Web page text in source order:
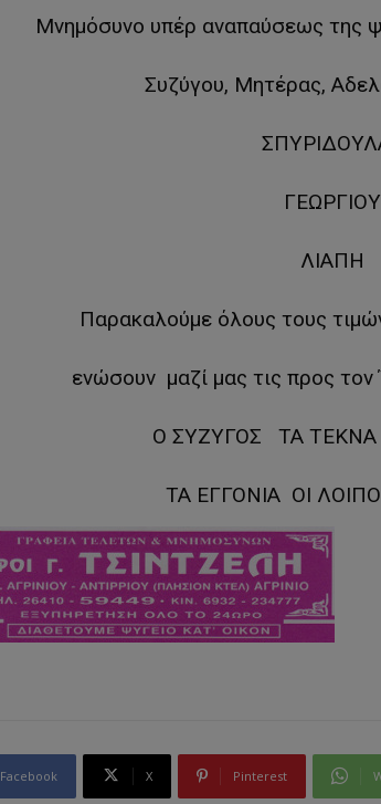
Μνημόσυνο υπέρ αναπαύσεως της
Συζύγου, Μητέρας,
ΓΕΩΡΓΙΟΥ
ΛΙΑΠΗ
Παρακαλούμε όλους τους
ενώσουν μαζί μας τις προς
Ο ΣΥΖΥΓΟΣ ΤΑ
ΤΑ ΕΓΓΟΝΙΑ ΟΙ
Facebook X Pinterest